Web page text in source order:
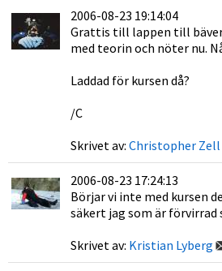
2006-08-23 19:14:04
Grattis till lappen till
med teorin och nöter nu.
Laddad för kursen då?
/C
Skrivet av: Christopher Zell
2006-08-23 17:24:13
Börjar vi inte med kursen
säkert jag som är förvirrad
Skrivet av: Kristian Lyberg